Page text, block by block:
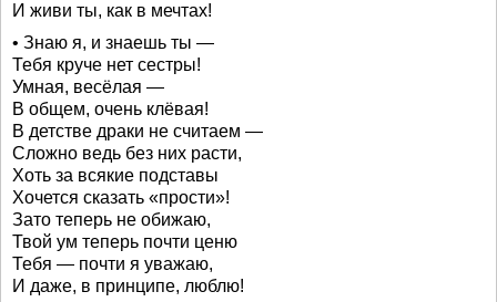
И живи ты, как в мечтах!
• Знаю я, и знаешь ты —
Тебя круче нет сестры!
Умная, весёлая —
В общем, очень клёвая!
В детстве драки не считаем —
Сложно ведь без них расти,
Хоть за всякие подставы
Хочется сказать «прости»!
Зато теперь не обижаю,
Твой ум теперь почти ценю
Тебя — почти я уважаю,
И даже, в принципе, люблю!